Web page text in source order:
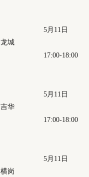
龙城
5月11日
17:00-18:00
吉华
5月11日
17:00-18:00
横岗
5月11日